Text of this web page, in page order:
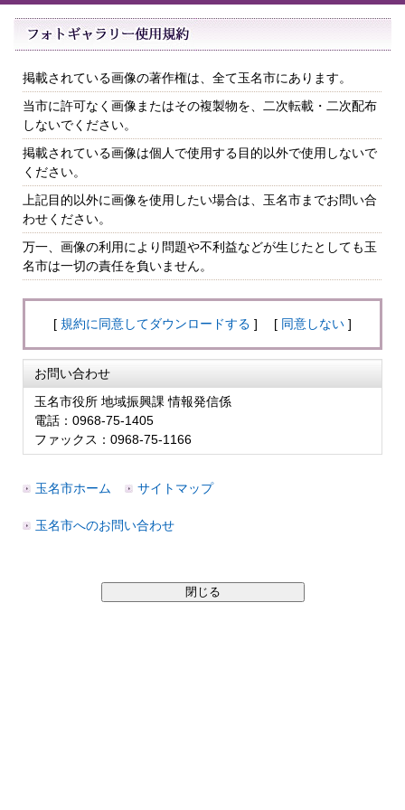
掲載されている画像の著作権は、全て玉名市にあります。
当市に許可なく画像またはその複製物を、二次転載・二次配布
しないでください。
掲載されている画像は個人で使用する目的以外で使用しないで
ください。
上記目的以外に画像を使用したい場合は、玉名市までお問い合
わせください。
万一、画像の利用により問題や不利益などが生じたとしても玉
名市は一切の責任を負いません。
[ 規約に同意してダウンロードする ] [ 同意しない ]
お問い合わせ
玉名市役所 地域振興課 情報発信係
電話：0968-75-1405
ファックス：0968-75-1166
玉名市ホーム サイトマップ
玉名市へのお問い合わせ